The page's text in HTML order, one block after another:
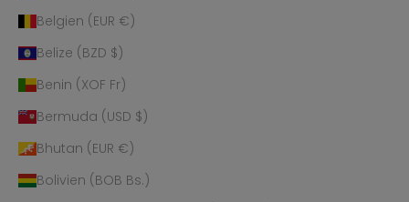
Belgien (EUR €)
Belize (BZD $)
Benin (XOF Fr)
Bermuda (USD $)
Bhutan (EUR €)
Bolivien (BOB Bs.)